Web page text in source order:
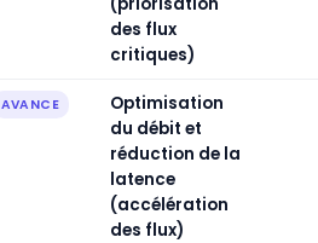
des flux
critiques)
AVANCE
Optimisation
du débit et
réduction de la
latence
(accélération
des flux)